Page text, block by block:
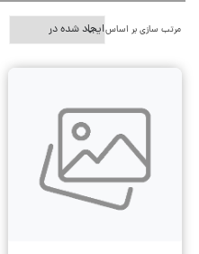
مرتب سازی بر اساس